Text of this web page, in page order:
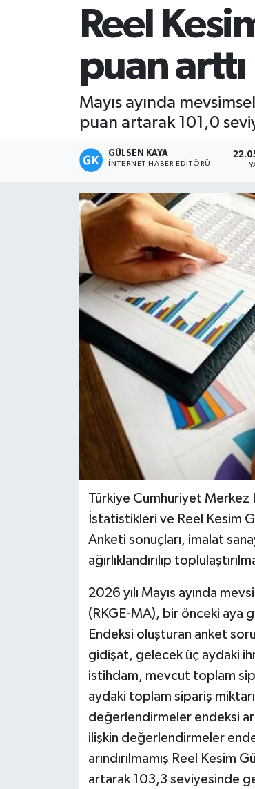
Reel
puan arttı
Mayıs ayında
puan artarak 101,0
GÜLSEN KAYA
İNTERNET HABER EDITÖRÜ
Türkiye Cumhuriyet Merkez
İstatistikleri ve Reel Kesim
Anketi sonuçları, imalat
ağırlıklandırılıp
2026 yılı Mayıs ayında
(RKGE-MA), bir önceki aya
Endeksi oluşturan anket
gidişat, gelecek üç aydaki
istihdam, mevcut toplam
aydaki toplam sipariş
değerlendirmeler endeksi
ilişkin değerlendirmeler
arındırılmamış Reel Kesim
artarak 103,3 seviyesinde
Mersin Tarihi
Özel Haber
Politika
Resmi İlan
Sürmanşet
Teknoloji